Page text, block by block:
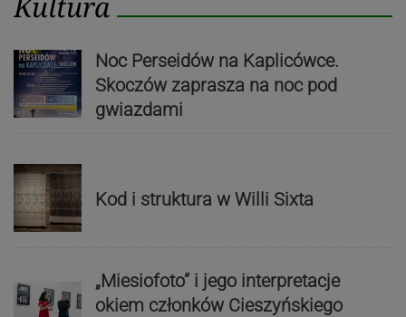
Noc Perseidów na Kaplicówce.
Skoczów zaprasza na noc pod
gwiazdami
Kod i struktura w Willi Sixta
„Miesiofoto” i jego interpretacje
okiem członków Cieszyńskiego